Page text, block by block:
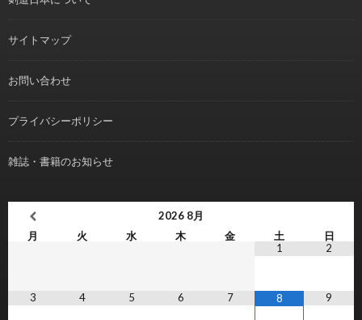
サイトマップ
お問い合わせ
プライバシーポリシー
雑誌・書籍のお知らせ
2026 8月
月
火 水 木 金 土
日
1
2
3 4 5 6 7 8 9